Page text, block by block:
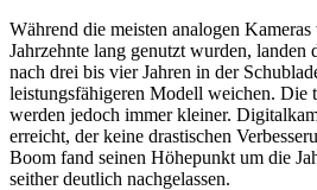
Während die meisten analogen
Jahrzehnte lang genutzt wurden, landen
nach drei bis vier Jahren in der
leistungsfähigeren Modell weichen. Die
werden jedoch immer kleiner.
erreicht, der keine drastischen
Boom fand seinen Höhepunkt um die
seither deutlich nachgelassen.